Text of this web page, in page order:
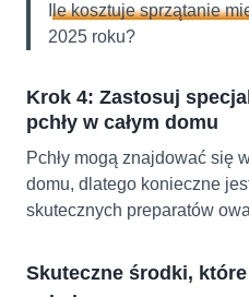
Ile kosztuje sprzątanie
2025 roku?
Krok 4: Zastosuj
pchły w całym domu
Pchły mogą znajdować się
domu, dlatego konieczne
skutecznych preparatów
Skuteczne środki,